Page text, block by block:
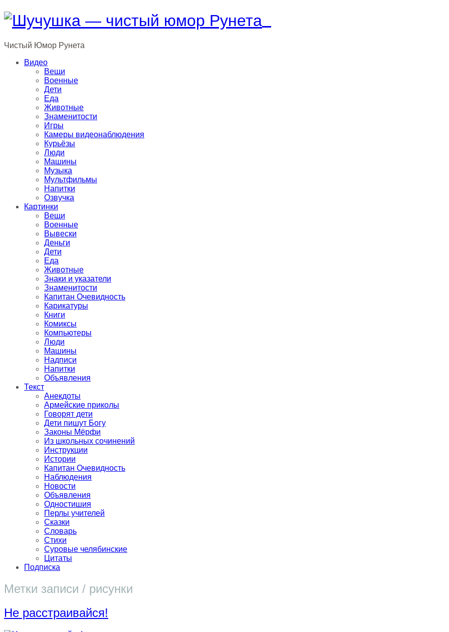
Чистый Юмор Рунета
Видео
Вещи
Военные
Дети
Еда
Животные
Знаменитости
Игры
Камеры видеонаблюдения
Курьёзы
Люди
Машины
Музыка
Мультфильмы
Напитки
Озвучка
Картинки
Вещи
Военные
Вывески
Деньги
Дети
Еда
Животные
Знаки и указатели
Знаменитости
Капитан Очевидность
Карикатуры
Книги
Комиксы
Компьютеры
Люди
Машины
Надписи
Напитки
Объявления
Текст
Анекдоты
Армейские приколы
Говорят дети
Дети пишут Богу
Законы Мёрфи
Из школьных сочинений
Инструкции
Истории
Капитан Очевидность
Наблюдения
Новости
Объявления
Одностишия
Перлы учителей
Сказки
Словарь
Стихи
Суровые челябинские
Цитаты
Подписка
Метки записи / рисунки
Не расстраивайся!